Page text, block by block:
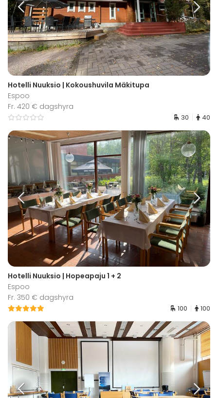
Hotelli Nuuksio | Kokoushuvila Mäkitupa
Espoo
Fr. 420 € dagshyra
30 40
Hotelli Nuuksio | Hopeapaju 1 + 2
Espoo
Fr. 350 € dagshyra
100 100